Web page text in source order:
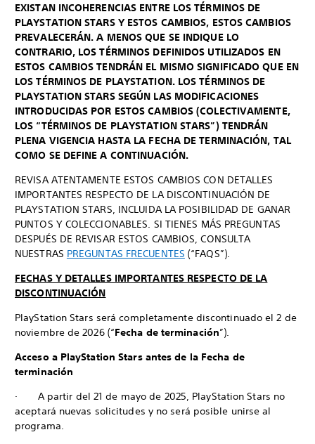
EXISTAN INCOHERENCIAS ENTRE LOS TÉRMINOS DE
PLAYSTATION STARS Y ESTOS CAMBIOS, ESTOS CAMBIOS
PREVALECERÁN. A MENOS QUE SE INDIQUE LO
CONTRARIO, LOS TÉRMINOS DEFINIDOS UTILIZADOS EN
ESTOS CAMBIOS TENDRÁN EL MISMO SIGNIFICADO QUE EN
LOS TÉRMINOS DE PLAYSTATION. LOS TÉRMINOS DE
PLAYSTATION STARS SEGÚN LAS MODIFICACIONES
INTRODUCIDAS POR ESTOS CAMBIOS (COLECTIVAMENTE,
LOS “TÉRMINOS DE PLAYSTATION STARS”) TENDRÁN
PLENA VIGENCIA HASTA LA FECHA DE TERMINACIÓN, TAL
COMO SE DEFINE A CONTINUACIÓN.
REVISA ATENTAMENTE ESTOS CAMBIOS CON DETALLES
IMPORTANTES RESPECTO DE LA DISCONTINUACIÓN DE
PLAYSTATION STARS, INCLUIDA LA POSIBILIDAD DE GANAR
PUNTOS Y COLECCIONABLES. SI TIENES MÁS PREGUNTAS
DESPUÉS DE REVISAR ESTOS CAMBIOS, CONSULTA
NUESTRAS PREGUNTAS FRECUENTES (“FAQS”).
FECHAS Y DETALLES IMPORTANTES RESPECTO DE LA
DISCONTINUACIÓN
PlayStation Stars será completamente discontinuado el 2 de
noviembre de 2026 (“Fecha de terminación”).
Acceso a PlayStation Stars antes de la Fecha de
terminación
· A partir del 21 de mayo de 2025, PlayStation Stars no
aceptará nuevas solicitudes y no será posible unirse al
programa.